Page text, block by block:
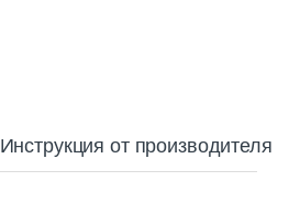
Инструкция от производителя